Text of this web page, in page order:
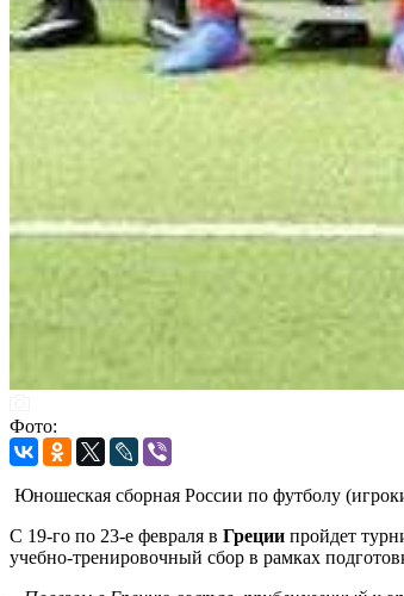
Фото:
Юношеская сборная России по футболу
С 19-го по 23-е февраля в Греции пройдет
учебно-тренировочный сбор в рамках